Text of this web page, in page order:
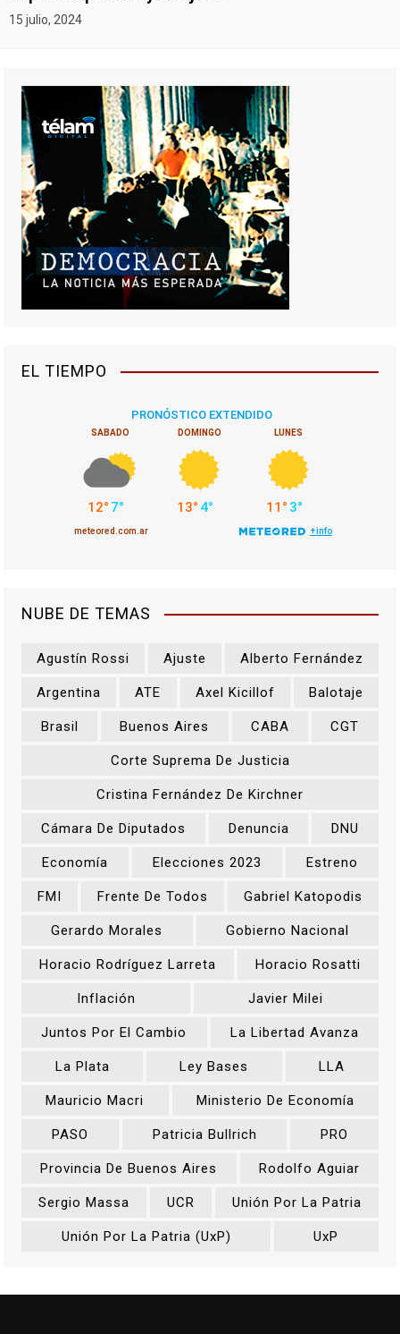
15 julio, 2024
EL TIEMPO
NUBE DE TEMAS
Agustín Rossi Ajuste Alberto Fernández
Argentina ATE Axel Kicillof Balotaje
Brasil Buenos Aires CABA CGT
Corte Suprema De Justicia
Cristina Fernández De Kirchner
Cámara De Diputados Denuncia DNU
Economía Elecciones 2023 Estreno
FMI Frente De Todos Gabriel Katopodis
Gerardo Morales Gobierno Nacional
Horacio Rodríguez Larreta Horacio Rosatti
Inflación Javier Milei
Juntos Por El Cambio La Libertad Avanza
La Plata Ley Bases LLA
Mauricio Macri Ministerio De Economía
PASO Patricia Bullrich PRO
Provincia De Buenos Aires Rodolfo Aguiar
Sergio Massa UCR Unión Por La Patria
Unión Por La Patria (UxP) UxP